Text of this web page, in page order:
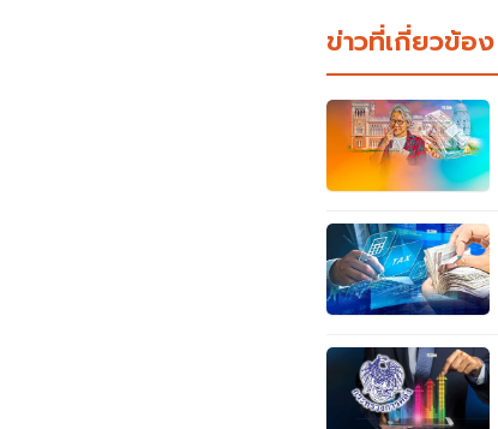
ข่าวที่เกี่ยวข้อง